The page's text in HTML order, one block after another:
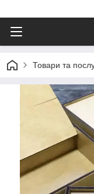
Товари та